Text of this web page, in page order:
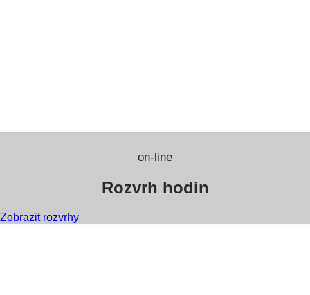
on-line
Rozvrh hodin
Zobrazit rozvrhy